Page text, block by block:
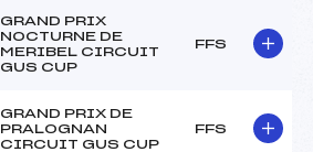
GRAND PRIX
NOCTURNE DE
MERIBEL CIRCUIT
GUS CUP
FFS
GRAND PRIX DE
PRALOGNAN
CIRCUIT GUS CUP
FFS